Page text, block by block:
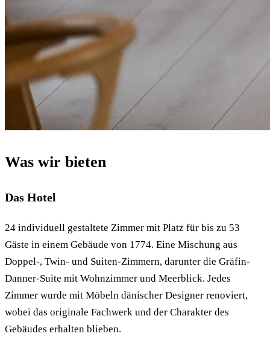
Was wir bieten
Das Hotel
24 individuell gestaltete Zimmer mit Platz für bis zu 53
Gäste in einem Gebäude von 1774. Eine Mischung aus
Doppel-, Twin- und Suiten-Zimmern, darunter die Gräfin-
Danner-Suite mit Wohnzimmer und Meerblick. Jedes
Zimmer wurde mit Möbeln dänischer Designer renoviert,
wobei das originale Fachwerk und der Charakter des
Gebäudes erhalten blieben.